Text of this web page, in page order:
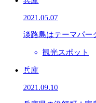
2021.05.07
淡路島はテーマパー
観光スポット
兵庫
2021.09.10